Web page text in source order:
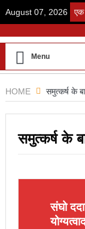
August 07, 2026
Menu
HOME समुत्कर्ष के
समुत्कर्ष के
संघो